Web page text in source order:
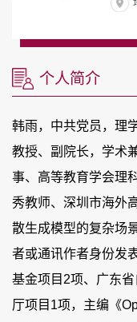
个人简介
韩雨，中共党员，理
教授、副院长，学术
事、高等教育学会理
秀教师、深圳市海外
散生成模型的复杂场
者或通讯作者身份发
基金项目 2项、广东
厅项目 1项，主编《